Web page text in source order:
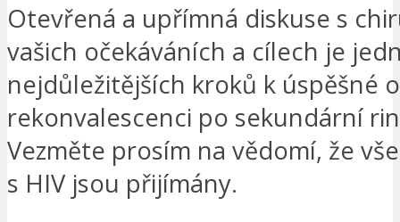
Otevřená a upřímná diskuse s
vašich očekáváních a cílech je
nejdůležitějších kroků k úspěšné
rekonvalescenci po sekundární
Vezměte prosím na vědomí, že
s HIV jsou přijímány.